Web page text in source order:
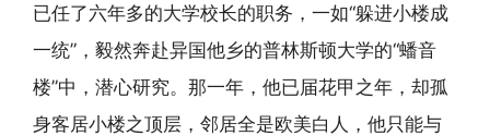
已任了六年多的大学校长的职务，一如“躲进小楼成
一统”，毅然奔赴异国他乡的普林斯顿大学的“蟠音
楼”中，潜心研究。那一年，他已届花甲之年，却孤
身客居小楼之顶层，邻居全是欧美白人，他只能与